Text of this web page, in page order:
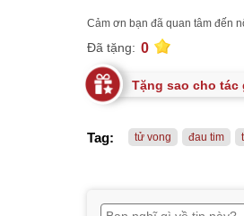
Cảm ơn bạn đã quan tâm đến
Đã tặng: 0
Tặng sao cho tác
Tag: tử vong đau tim